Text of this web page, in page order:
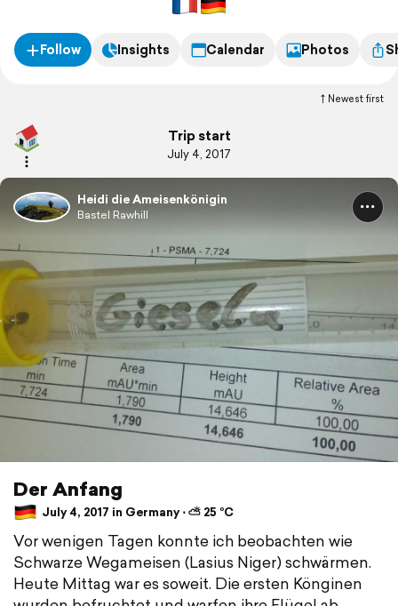
Follow Insights Calendar Photos
Newest first
Trip start
July 4, 2017
Heidi die Ameisenkönigin
Bastel Rawhill
Der Anfang
July 4, 2017 in Germany ⋅ ⛅ 25 °C
Vor wenigen Tagen konnte ich beobachten wie
Schwarze Wegameisen (Lasius Niger) schwärmen.
Heute Mittag war es soweit. Die ersten Könginen